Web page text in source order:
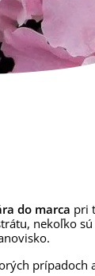
do marca pri
nekoľko
prípadoch